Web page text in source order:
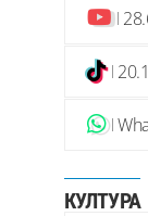
КУЛТУРА